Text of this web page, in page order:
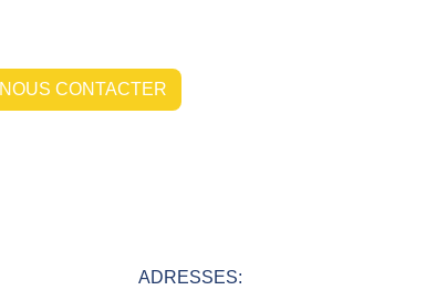
NOUS CONTACTER
ADRESSES: